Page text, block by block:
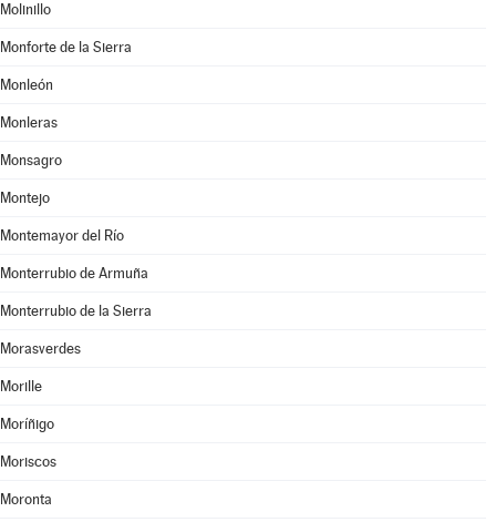
Molinillo
Monforte de la Sierra
Monleón
Monleras
Monsagro
Montejo
Montemayor del Río
Monterrubio de Armuña
Monterrubio de la Sierra
Morasverdes
Morille
Moríñigo
Moriscos
Moronta